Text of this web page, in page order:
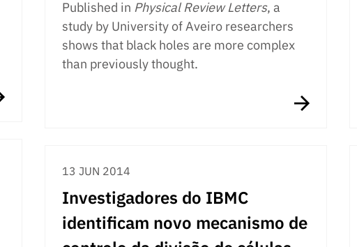
Published in Physical Review Letters, a
study by University of Aveiro researchers
shows that black holes are more complex
than previously thought.
13 JUN 2014
Investigadores do IBMC
identificam novo mecanismo de